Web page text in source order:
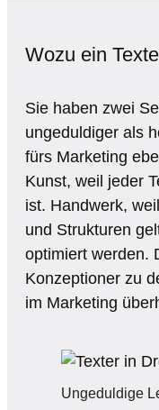
Ungeduldige
Wozu ein
Sie haben zwei
ungeduldiger als
fürs Marketing
Kunst, weil jeder
ist. Handwerk,
und Strukturen
optimiert werden.
Konzeptioner zu
im Marketing